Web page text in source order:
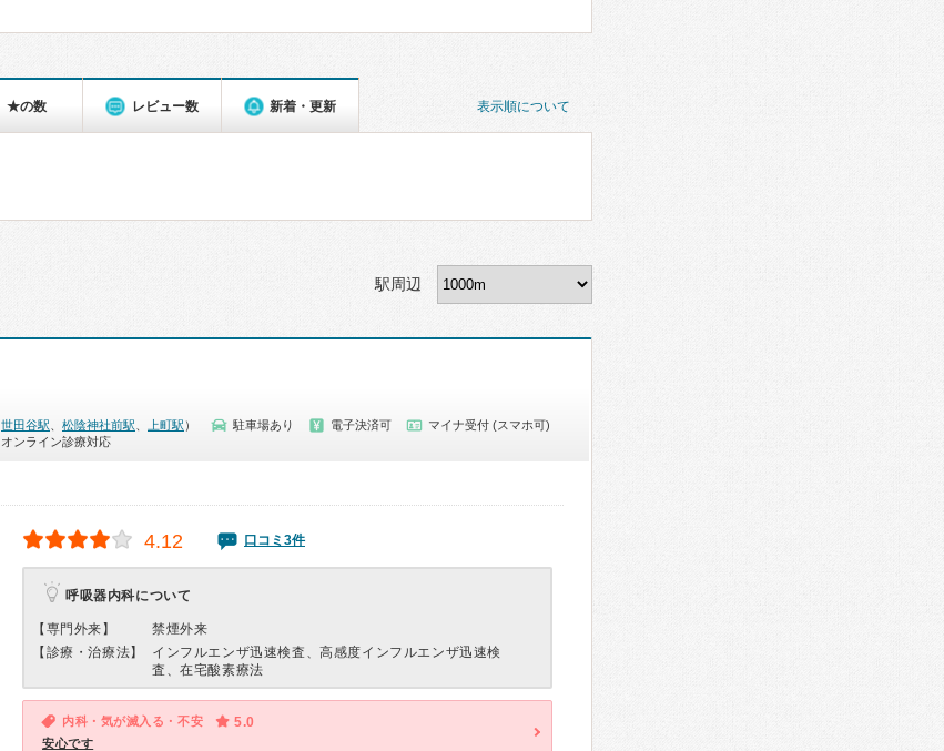
表示順について
★の数 レビュー数 新着・更新
駅周辺
世田谷駅 松陰神社前駅 上町駅 ） 駐車場あり 電子決済可
マイナ受付 (スマホ可)
オンライン診療対応
4.12 口コミ3件
呼吸器内科について
【専門外来】
禁煙外来
【診療・治療法】
インフルエンザ迅速検査、高感度インフルエンザ迅速検
査、在宅酸素療法
内科・気が滅入る・不安 5.0
安心です